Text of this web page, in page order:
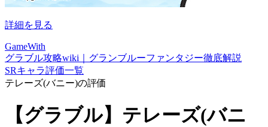
詳細を見る
GameWith
グラブル攻略wiki｜グランブルーファンタジー徹底解説
SRキャラ評価一覧
テレーズ(バニー)の評価
【グラブル】テレーズ(バニ